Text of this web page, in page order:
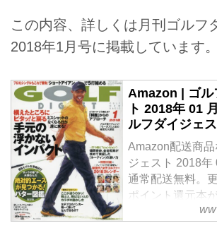
この内容、詳しくは月刊ゴルフ
2018年1月号に掲載しています。
Amazon | ゴル
ト 2018年 01
ルフダイジェ
Amazon配送商
ジェスト 2018年
通常配送無料。
ポイント還元本
か、お急ぎ便対